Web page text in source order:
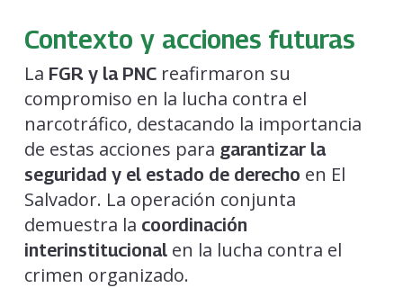
Contexto y acciones futuras
La FGR y la PNCreafirmaron su
compromiso en la lucha contra el
narcotráfico, destacando la importancia
de estas acciones para garantizar la
seguridad y el estado de derecho en El
Salvador. La operación conjunta
demuestra la coordinación
interinstitucionalen la lucha contra el
crimen organizado.